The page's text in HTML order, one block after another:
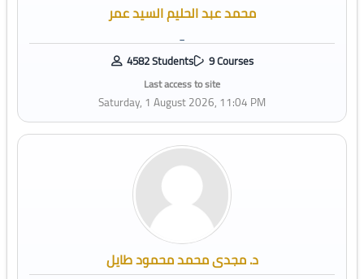
محمد عبد الحليم السيد عمر
_
4582 Students
9 Courses
Last access to site
Saturday, 1 August 2026, 11:04 PM
د. مجدى محمد محمود طايل